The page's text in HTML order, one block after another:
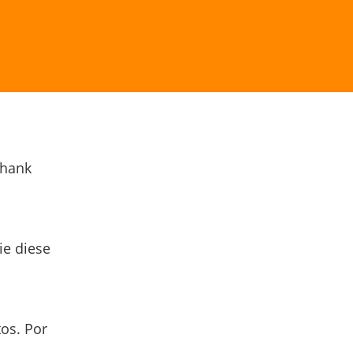
diese
Por